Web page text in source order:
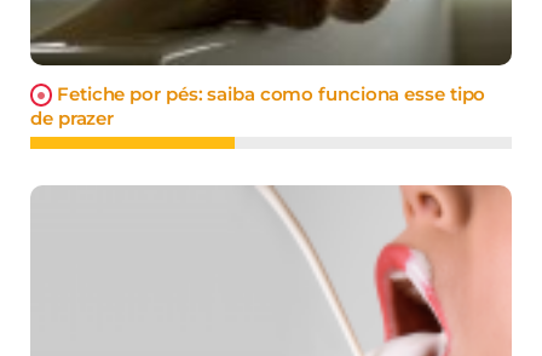
Fetiche por pés: saiba como funciona esse tipo
de prazer